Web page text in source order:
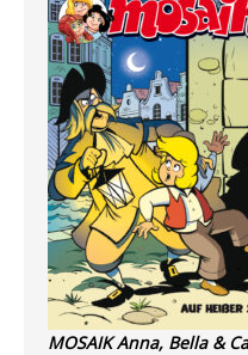
MOSAIK Anna, Bella &